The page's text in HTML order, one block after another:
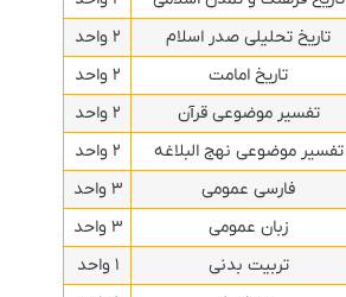
تاریخ تحلیلی صدر اسلام
۲ واحد
تاریخ امامت
۲ واحد
تفسیر موضوعی قرآن
۲ واحد
تفسیر موضوعی نهج البلاغه
۲ واحد
فارسی عمومی
۳ واحد
زبان عمومی
۳ واحد
تربیت بدنی
۱ واحد